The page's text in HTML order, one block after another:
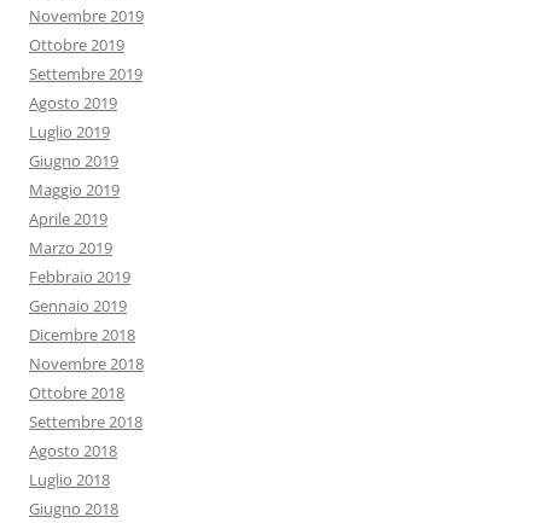
Novembre 2019
Ottobre 2019
Settembre 2019
Agosto 2019
Luglio 2019
Giugno 2019
Maggio 2019
Aprile 2019
Marzo 2019
Febbraio 2019
Gennaio 2019
Dicembre 2018
Novembre 2018
Ottobre 2018
Settembre 2018
Agosto 2018
Luglio 2018
Giugno 2018